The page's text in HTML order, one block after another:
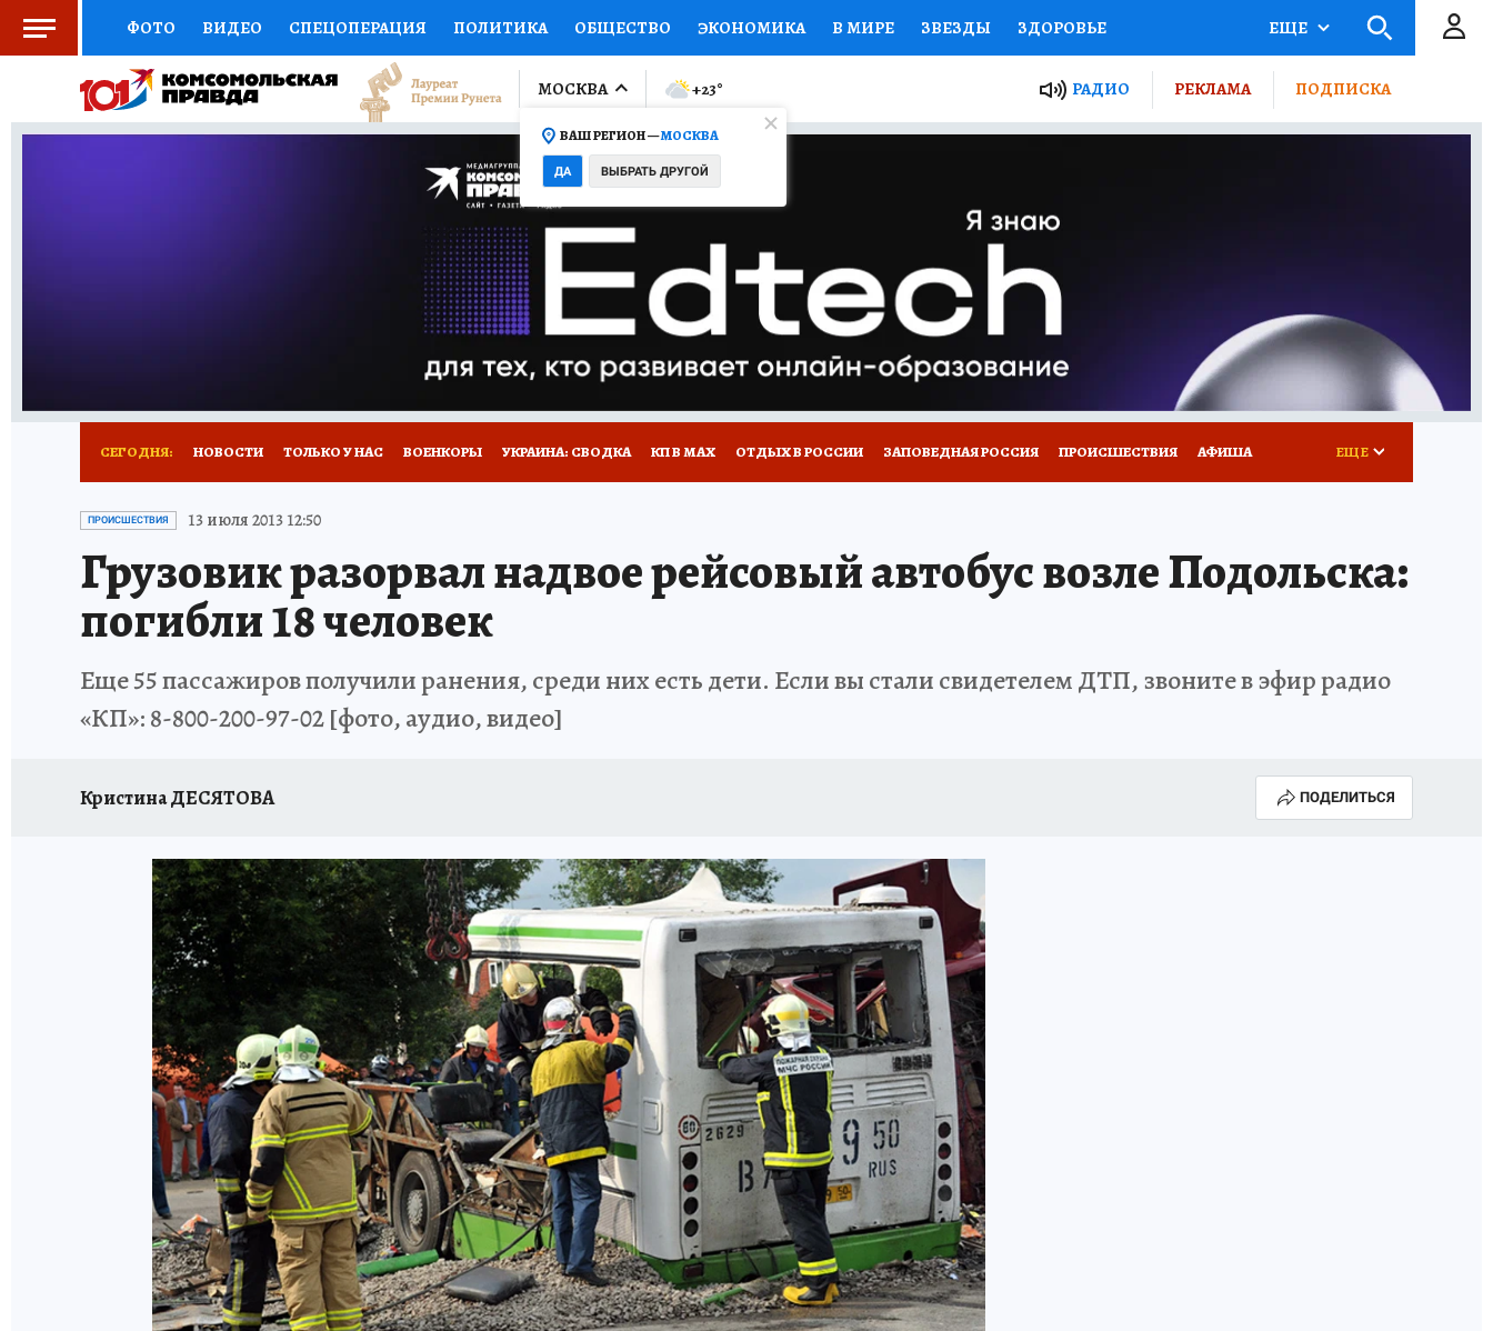
ФОТО ВИДЕО СПЕЦОПЕРАЦИЯ ПОЛИТИКА ОБЩЕСТВО ЭКОНОМИКА В МИРЕ ЗВЕЗДЫ ЗДОРОВЬЕ
СОЦПОДДЕРЖКА НАУКА СПОРТ КОЛУМНИСТЫ ПРОИСШЕСТВИЯ НАЦИОНАЛЬНЫЕ ПРОЕКТЫ РОССИИ АФИША
ВЫБОР ЭКСПЕРТОВ ДОКТОР ФИНАНСЫ ОТКРЫВАЕМ МИР Я ЗНАЮ СЕМЬЯ ЖЕНСКИЕ СЕКРЕТЫ ПУТЕВОДИТЕЛЬ
ПРОГНОЗЫ НА СПОРТ ПРОМОКОДЫ СЕРИАЛЫ
ТЕЛЕВИЗОР КОЛЛЕКЦИИ КОНКУРСЫ ГИД ПОТРЕБИТЕЛЯ
НОВОЕ НА САЙТЕ
ЕЩЕ
МОСКВА
ВАШ РЕГИОН —МОСКВА
ДА ВЫБРАТЬ ДРУГОЙ
+23° РАДИО РЕКЛАМА ПОДПИСКА
СЕГОДНЯ: НОВОСТИ ТОЛЬКО У НАС ВОЕНКОРЫ УКРАИНА: СВОДКА КП В МАХ ОТДЫХ В РОССИИ ЗАПОВЕДНАЯ РОССИЯ ПРОИСШЕСТВИЯ АФИША
ИСПЫТАНО НА СЕБЕ
ЕЩЕ
ПРОИСШЕСТВИЯ 13 июля 2013 12:50
Грузовик разорвал надвое рейсовый автобус возле Подольска:
погибли 18 человек
Еще 55 пассажиров получили ранения, среди них есть дети. Если вы стали свидетелем ДТП, звоните в эфир радио
«КП»: 8-800-200-97-02 [фото, аудио, видео]
Кристина ДЕСЯТОВА ПОДЕЛИТЬСЯ